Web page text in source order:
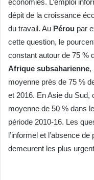
économies. L’emploi
dépit de la croissance
du travail. Au Pérou par
cette question, le
constant autour de 75 %
Afrique subsaharienne,
moyenne près de 75 %
et 2016. En Asie du Sud,
moyenne de 50 % dans
période 2010-16. Les
l’informel et l’absence
demeurent les plus